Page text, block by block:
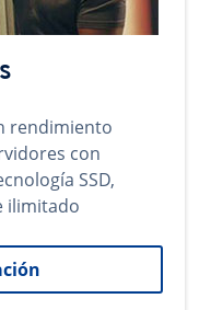
rendimiento
con
SSD,
ilimitado